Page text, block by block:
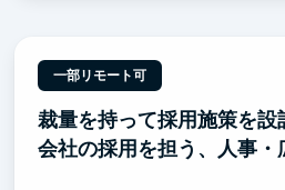
トプットまで一貫して取り組む
指します。
③ 多様なバックグラウンドを持
環境
一部リモート可
裁量を持って採用施策を
会社の採用を担う、人事・